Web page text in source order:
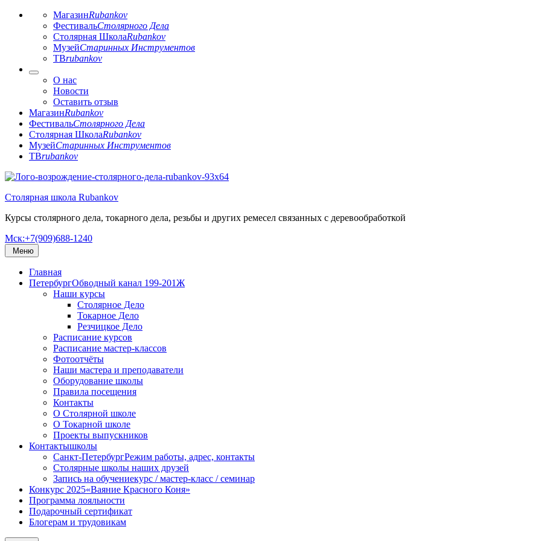
МагазинRubankov
ФестивальСтолярного Дела
Столярная ШколаRubankov
МузейСтаринных Инструментов
ТВrubankov
О нас
Новости
Оставить отзыв
МагазинRubankov
ФестивальСтолярного Дела
Столярная ШколаRubankov
МузейСтаринных Инструментов
ТВrubankov
Перейти
содержимому
Столярная школа Rubankov
Курсы столярного дела, токарного дела, резьбы и других ремесел связанных с деревообработкой
Мск:+7(909)688-1240
Меню
Главная
ПетербургОбводный канал 199-201Ж
Наши курсы
Столярное Дело
Токарное Дело
Резчицкое Дело
Расписание курсов
Расписание мастер-классов
Фотоотчёты
Наши мастера и преподаватели
Оборудование школы
Правила посещения
Контакты
О Столярной школе
О Токарной школе
Проекты выпускников
Контактышколы
Санкт-ПетербургРежим работы, адрес, контакты
Столярные школы наших друзей
Запись на обучениекурс / мастер-класс / семинар
Конкурс 2025«Ваяние Красного Коня»
Программа лояльности
Подарочный сертификат
Блогерам и трудовикам